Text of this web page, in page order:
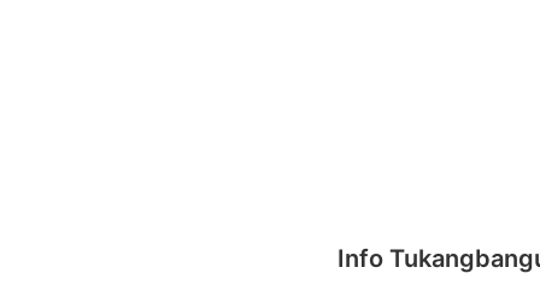
Info